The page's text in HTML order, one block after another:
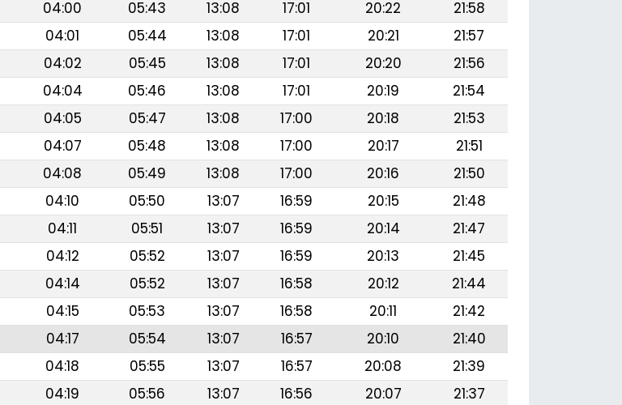
04:00 05:43 13:08 17:01 20:22
21:58
04:01 05:44 13:08 17:01 20:21
21:57
04:02 05:45 13:08 17:01 20:20
21:56
04:04 05:46 13:08 17:01 20:19
21:54
04:05 05:47 13:08 17:00 20:18
21:53
04:07 05:48 13:08 17:00 20:17
21:51
04:08 05:49 13:08 17:00 20:16
21:50
04:10 05:50 13:07 16:59 20:15
21:48
04:11 05:51 13:07 16:59 20:14
21:47
04:12 05:52 13:07 16:59 20:13
21:45
04:14 05:52 13:07 16:58 20:12
21:44
04:15 05:53 13:07 16:58 20:11
21:42
04:17 05:54 13:07 16:57 20:10
21:40
04:18 05:55 13:07 16:57 20:08
21:39
04:19 05:56 13:07 16:56 20:07
21:37